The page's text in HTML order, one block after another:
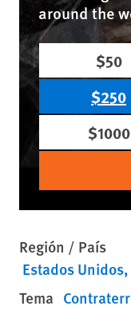
around the
$50
$250
$1000
Región / País
Estados Unidos
Tema